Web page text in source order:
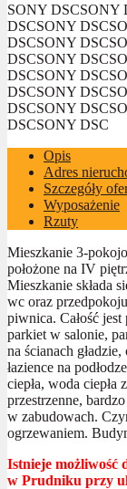
SONY DSCSONY
DSCSONY DSC
DSCSONY DSC
DSCSONY DSC
DSCSONY DSC
DSCSONY DSC
DSCSONY DSC
DSCSONY DSC
Opis
Adres
Szczegóły
Wyposażenie
Rzuty
Mieszkanie 3-
położone na IV
Mieszkanie składa
wc oraz
piwnica. Całość
parkiet w salonie,
na ścianach
łazience na
ciepła, woda ciepła
przestrzenne,
w zabudowach.
ogrzewaniem.
Istnieje możliwość
w Prudniku przy